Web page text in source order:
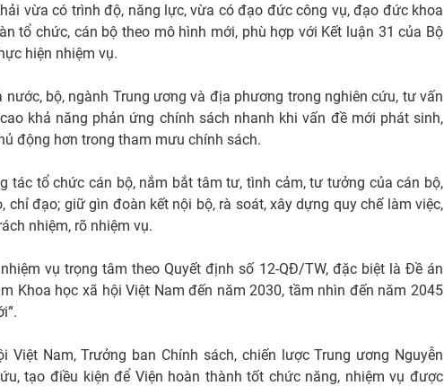
vừa có trình độ, năng lực, vừa có đạo đức công vụ, đạo đức khoa
tổ chức, cán bộ theo mô hình mới, phù hợp với Kết luận 31 của Bộ
hiện nhiệm vụ.
bộ, ngành Trung ương và địa phương trong nghiên cứu, tư vấn
khả năng phản ứng chính sách nhanh khi vấn đề mới phát sinh,
động hơn trong tham mưu chính sách.
tác tổ chức cán bộ, nắm bắt tâm tư, tình cảm, tư tưởng của cán bộ,
đạo; giữ gìn đoàn kết nội bộ, rà soát, xây dựng quy chế làm việc,
nhiệm, rõ nhiệm vụ.
vụ trọng tâm theo Quyết định số 12-QĐ/TW, đặc biệt là Đề án
Khoa học xã hội Việt Nam đến năm 2030, tầm nhìn đến năm 2045
Nam, Trưởng ban Chính sách, chiến lược Trung ương Nguyễn
tạo điều kiện để Viện hoàn thành tốt chức năng, nhiệm vụ được